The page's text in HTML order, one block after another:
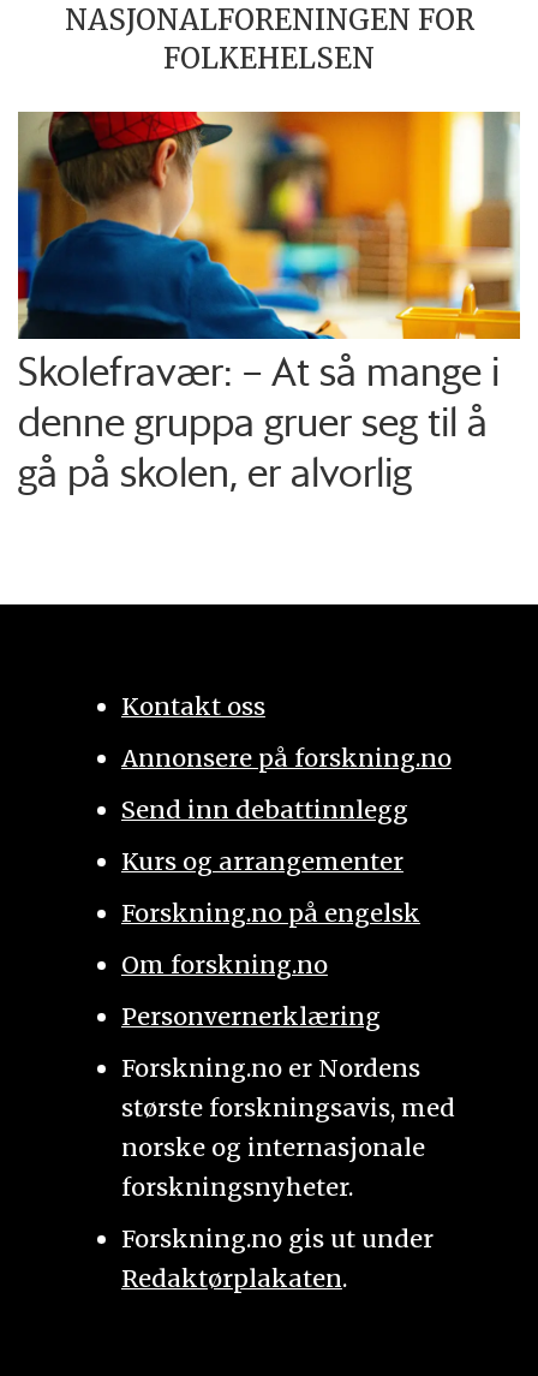
NASJONALFORENINGEN FOR
FOLKEHELSEN
Skolefravær: – At så mange i
denne gruppa gruer seg til å
gå på skolen, er alvorlig
Kontakt oss
Annonsere på forskning.no
Send inn debattinnlegg
Kurs og arrangementer
Forskning.no på engelsk
Om forskning.no
Personvernerklæring
Forskning.no er Nordens
største forskningsavis, med
norske og internasjonale
forskningsnyheter.
Forskning.no gis ut under
Redaktørplakaten.